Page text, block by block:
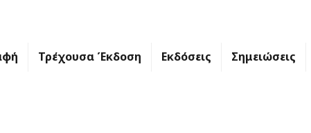
Τρέχουσα Έκδοση Εκδόσεις Σημειώσεις